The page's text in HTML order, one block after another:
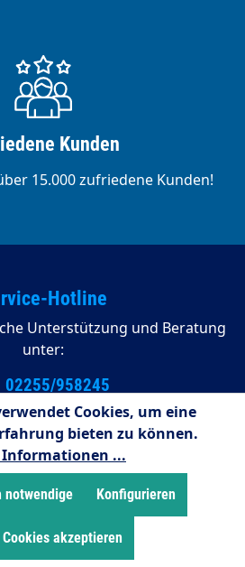
Kunden
15.000 zufriedene Kunden!
Hotline
Unterstützung und Beratung
unter:
02255/958245
(Montags bis Donnerstag)
Uhr (Freitags)
Cookies, um eine
bieten zu können.
...
notwendige Konfigurieren
akzeptieren